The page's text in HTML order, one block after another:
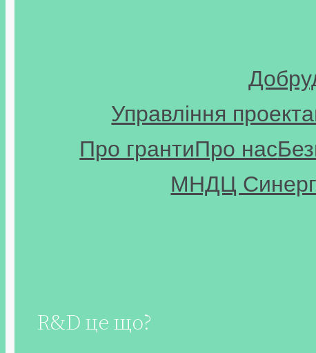
Управління
Про грантиПро нас
МНДЦ
R&D це що?